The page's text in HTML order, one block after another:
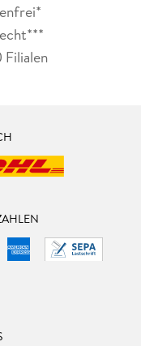
Filialen